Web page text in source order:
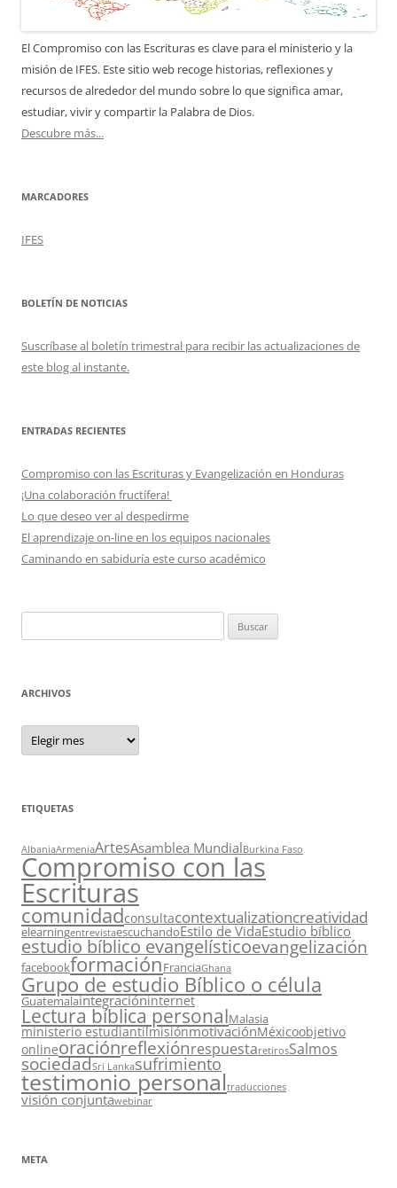
El Compromiso con las Escrituras es clave para el ministerio y la
misión de IFES. Este sitio web recoge historias, reflexiones y
recursos de alrededor del mundo sobre lo que significa amar,
estudiar, vivir y compartir la Palabra de Dios.
Descubre más...
MARCADORES
IFES
BOLETÍN DE NOTICIAS
Suscríbase al boletín trimestral para recibir las actualizaciones de
este blog al instante.
ENTRADAS RECIENTES
Compromiso con las Escrituras y Evangelización en Honduras
¡Una colaboración fructífera!
Lo que deseo ver al despedirme
El aprendizaje on-line en los equipos nacionales
Caminando en sabiduría este curso académico
ARCHIVOS
Archivos
ETIQUETAS
AlbaniaArmeniaArtesAsamblea MundialBurkina Faso
Compromiso con las
Escrituras
comunidadconsultacontextualizationcreatividad
elearningentrevistaescuchandoEstilo de VidaEstudio bíblico
estudio bíblico evangelísticoevangelización
facebookformaciónFranciaGhana
Grupo de estudio Bíblico o célula
Guatemalaintegracióninternet
Lectura bíblica personalMalasia
ministerio estudiantilmisiónmotivaciónMéxicoobjetivo
onlineoraciónreflexiónrespuestaretirosSalmos
sociedadSri Lankasufrimiento
testimonio personaltraducciones
visión conjuntawebinar
META